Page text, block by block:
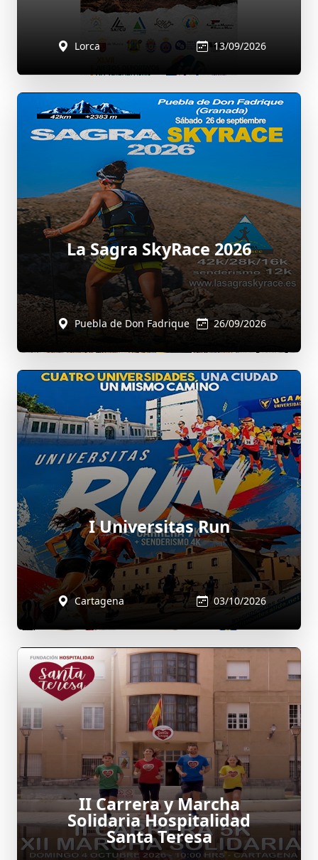
Lorca 13/09/2026
La Sagra SkyRace 2026
Puebla de Don Fadrique 26/09/2026
I Universitas Run
Cartagena 03/10/2026
II Carrera y Marcha
Solidaria Hospitalidad
Santa Teresa